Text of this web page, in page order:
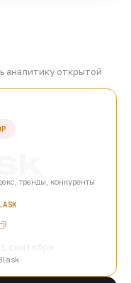
аналитику открытой
тренды, конкуренты